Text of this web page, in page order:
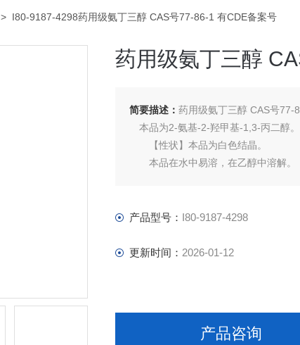
> I80-9187-4298药用级氨丁三醇 CAS号77-86-1 有CDE备案号
药用级氨丁三醇
简要描述： 药用级氨丁三醇 CAS号77-
本品为2-氨基-2-羟甲基-1,3-丙二醇
【性状】本品为白色结晶。
本品在水中易溶，在乙醇中溶解。
产品型号： I80-9187-4298
更新时间： 2026-01-12
产品咨询